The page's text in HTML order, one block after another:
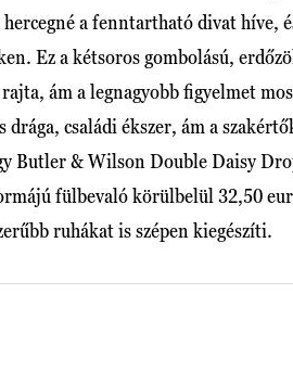
a fenntartható divat híve,
Ez a kétsoros gombolású,
ám a legnagyobb figyelmet
családi ékszer, ám a
Butler & Wilson Double Daisy
fülbevaló körülbelül 32,50
ruhákat is szépen kiegészíti.